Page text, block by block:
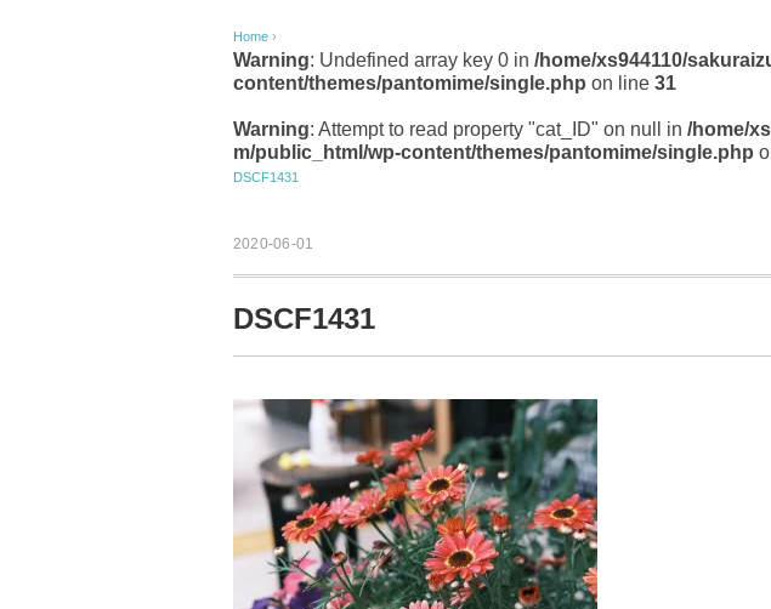
Home ›
Warning: Undefined array key 0 in /home/xs944110/
content/themes/pantomime/single.php on line 31
Warning: Attempt to read property "cat_ID" on null in /home/
m/public_html/wp-content/themes/pantomime/single.php
DSCF1431
2020-06-01
DSCF1431